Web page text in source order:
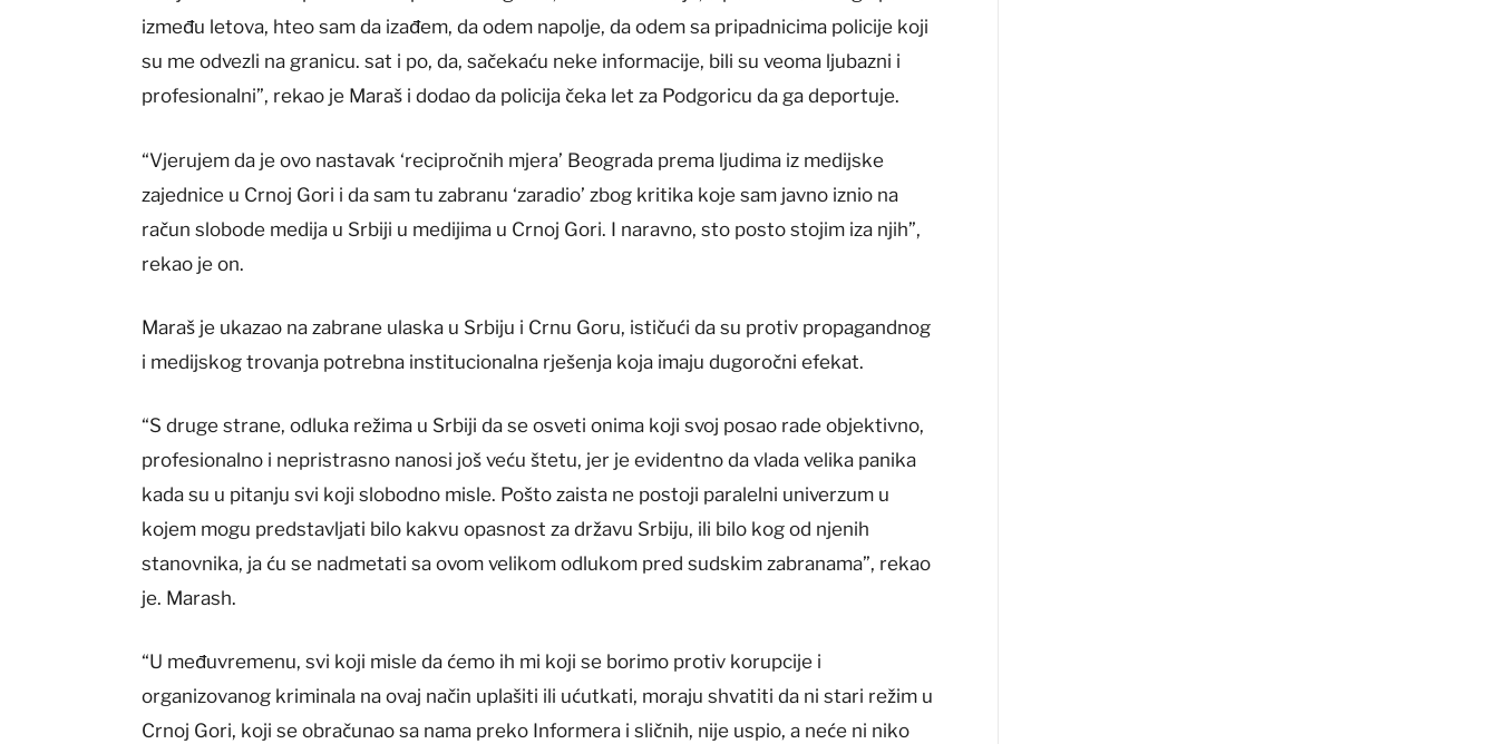
između letova, hteo sam da izađem, da odem napolje, da odem sa pripadnicima policije koji
su me odvezli na granicu. sat i po, da, sačekaću neke informacije, bili su veoma ljubazni i
profesionalni”, rekao je Maraš i dodao da policija čeka let za Podgoricu da ga deportuje.
“Vjerujem da je ovo nastavak ‘recipročnih mjera’ Beograda prema ljudima iz medijske
zajednice u Crnoj Gori i da sam tu zabranu ‘zaradio’ zbog kritika koje sam javno iznio na
račun slobode medija u Srbiji u medijima u Crnoj Gori. I naravno, sto posto stojim iza njih”,
rekao je on.
Maraš je ukazao na zabrane ulaska u Srbiju i Crnu Goru, ističući da su protiv propagandnog
i medijskog trovanja potrebna institucionalna rješenja koja imaju dugoročni efekat.
“S druge strane, odluka režima u Srbiji da se osveti onima koji svoj posao rade objektivno,
profesionalno i nepristrasno nanosi još veću štetu, jer je evidentno da vlada velika panika
kada su u pitanju svi koji slobodno misle. Pošto zaista ne postoji paralelni univerzum u
kojem mogu predstavljati bilo kakvu opasnost za državu Srbiju, ili bilo kog od njenih
stanovnika, ja ću se nadmetati sa ovom velikom odlukom pred sudskim zabranama”, rekao
je. Marash.
“U međuvremenu, svi koji misle da ćemo ih mi koji se borimo protiv korupcije i
organizovanog kriminala na ovaj način uplašiti ili ućutkati, moraju shvatiti da ni stari režim u
Crnoj Gori, koji se obračunao sa nama preko Informera i sličnih, nije uspio, a neće ni niko